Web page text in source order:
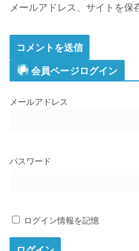
メールアドレス、サイトを保
会員ページログイン
メールアドレス
パスワード
ログイン情報を記憶